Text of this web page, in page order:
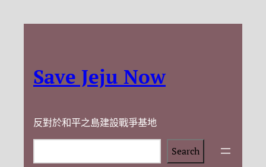
Save Jeju Now
反對於和平之島建設戰爭基地
Search